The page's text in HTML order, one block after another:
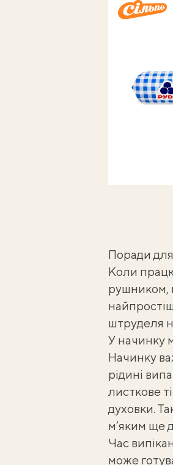
Поради
Коли
рушником,
штруделя
У начинку
Начинку
рідині
листкове
духовки.
м’яким ще
Час
може